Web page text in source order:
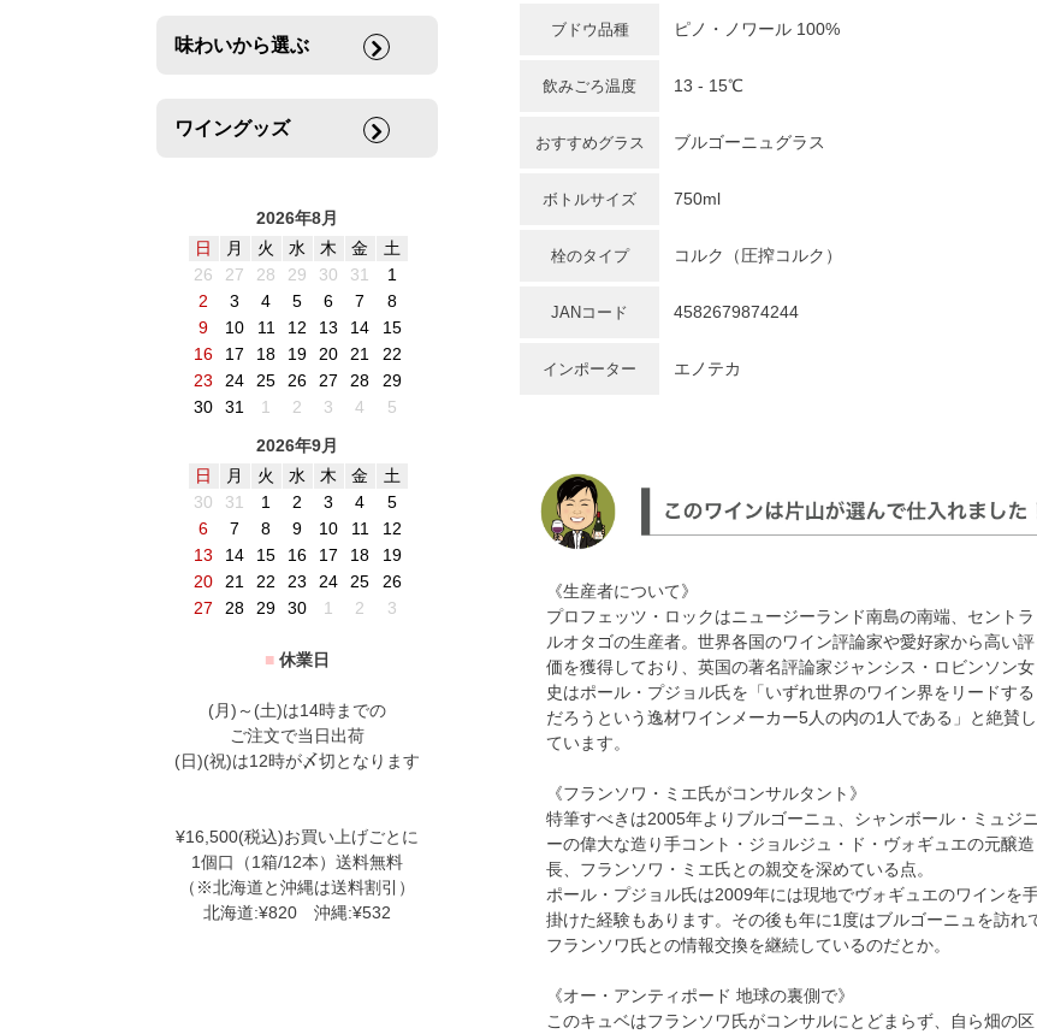
味わいから選ぶ
ワイングッズ
2026年8月
日
月 火 水 木 金
土
26
27 28 29 30 31
1
2
3 4 5 6 7
8
9
10 11 12 13 14
15
16
17 18 19 20 21
22
23
24 25 26 27 28
29
30
31 1 2 3 4
5
2026年9月
日
月 火 水 木 金
土
30
31 1 2 3 4
5
6
7 8 9 10 11
12
13
14 15 16 17 18
19
20
21 22 23 24 25
26
27
28 29 30 1 2 3
■ 休業日
(月)～(土)は14時までの
ご注文で当日出荷
(日)(祝)は12時が〆切となります
¥16,500(税込)お買い上げごとに
1個口（1箱/12本）送料無料
（※北海道と沖縄は送料割引）
北海道:¥820 沖縄:¥532
ブドウ品種 ピノ・ノワール 100%
飲みごろ温度 13 - 15℃
おすすめグラス ブルゴーニュグラス
ボトルサイズ 750ml
栓のタイプ コルク（圧搾コルク）
JANコード 4582679874244
インポーター エノテカ
《生産者について》
プロフェッツ・ロックはニュージーランド南島の南端、セントラ
ルオタゴの生産者。世界各国のワイン評論家や愛好家から高い評
価を獲得しており、英国の著名評論家ジャンシス・ロビンソン女
史はポール・プジョル氏を「いずれ世界のワイン界をリードする
だろうという逸材ワインメーカー5人の内の1人である」と絶賛し
ています。
《フランソワ・ミエ氏がコンサルタント》
特筆すべきは2005年よりブルゴーニュ、シャンボール・ミュジニ
ーの偉大な造り手コント・ジョルジュ・ド・ヴォギュエの元醸造
長、フランソワ・ミエ氏との親交を深めている点。
ポール・プジョル氏は2009年には現地でヴォギュエのワインを
掛けた経験もあります。その後も年に1度はブルゴーニュを訪れ
フランソワ氏との情報交換を継続しているのだとか。
《オー・アンティポード 地球の裏側で》
このキュベはフランソワ氏がコンサルにとどまらず、自ら畑の区